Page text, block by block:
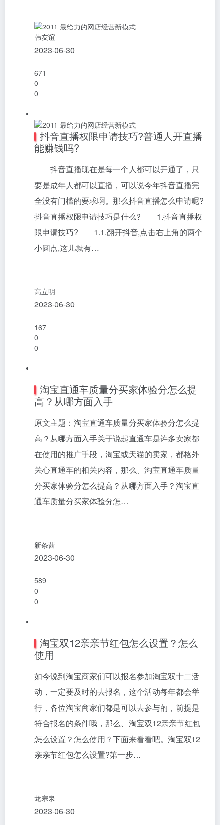
韩友谊
2023-06-30
671
0
0
抖音直播权限申请技巧?普通人开直播
能赚钱吗?
抖音直播现在是每一个人都可以开通了，只
要是成年人都可以直播，可以说今年抖音直播完
全没有门槛的要求啊。那么抖音直播怎么申请呢?
抖音直播权限申请技巧是什么? 1.抖音直播权
限申请技巧? 1.1.翻开抖音,点击右上角的两个
小圆点,这儿就有…
高立明
2023-06-30
167
0
0
淘宝直通车质量分买家体验分怎么提
高？从哪方面入手
原文主题：淘宝直通车质量分买家体验分怎么提
高？从哪方面入手关于说起直通车是许多卖家都
在使用的推广手段，淘宝或天猫的卖家，都格外
关心直通车的相关内容，那么、淘宝直通车质量
分买家体验分怎么提高？从哪方面入手？淘宝直
通车质量分买家体验分怎…
新条茜
2023-06-30
589
0
0
淘宝双12亲亲节红包怎么设置？怎么
使用
如今说到淘宝商家们可以报名参加淘宝双十二活
动，一定要及时的去报名，这个活动每年都会举
行，各位淘宝商家们都是可以去参与的，前提是
符合报名的条件哦，那么、淘宝双12亲亲节红包
怎么设置？怎么使用？下面来看看吧。淘宝双12
亲亲节红包怎么设置?第一步…
龙宗泉
2023-06-30